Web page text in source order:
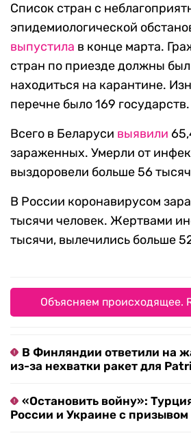
Список стран с
эпидемиологической
выпустила в конце марта.
стран по приезде должны
находиться на карантине.
перечне было 169 государств.
Всего в Беларуси выявили
зараженных. Умерли от
выздоровели больше 56
В России коронавирусом
тысячи человек. Жертвами
тысячи, вылечились больше
Объясняем происходящее.
В Финляндии ответили на
из-за нехватки ракет для
«Остановить войну»:
России и Украине с призывом